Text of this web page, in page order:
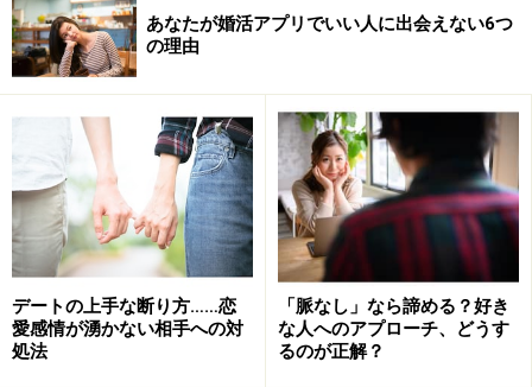
出会ったわずか2週間後には「付き合って下さい」と言
われたそうです。そこで彼女は「結婚を前提であれば」
ということを伝えて正式に付き合い始めたそうです。つ
い先日、そんな彼女と久々に会いましたが、とっても幸
せそうに婚約指輪を見せてくれました。そして来年の夏
には無事に結婚式を挙げることが決定しています。
＞次のページでは、さらなる女性のケースをみていきま
しょう！
あなたが婚活アプリでいい人に出会えない6つ
の理由
デートの上手な断り方……恋
愛感情が湧かない相手への対
処法
「脈なし」なら諦める？好き
な人へのアプローチ、どうす
るのが正解？